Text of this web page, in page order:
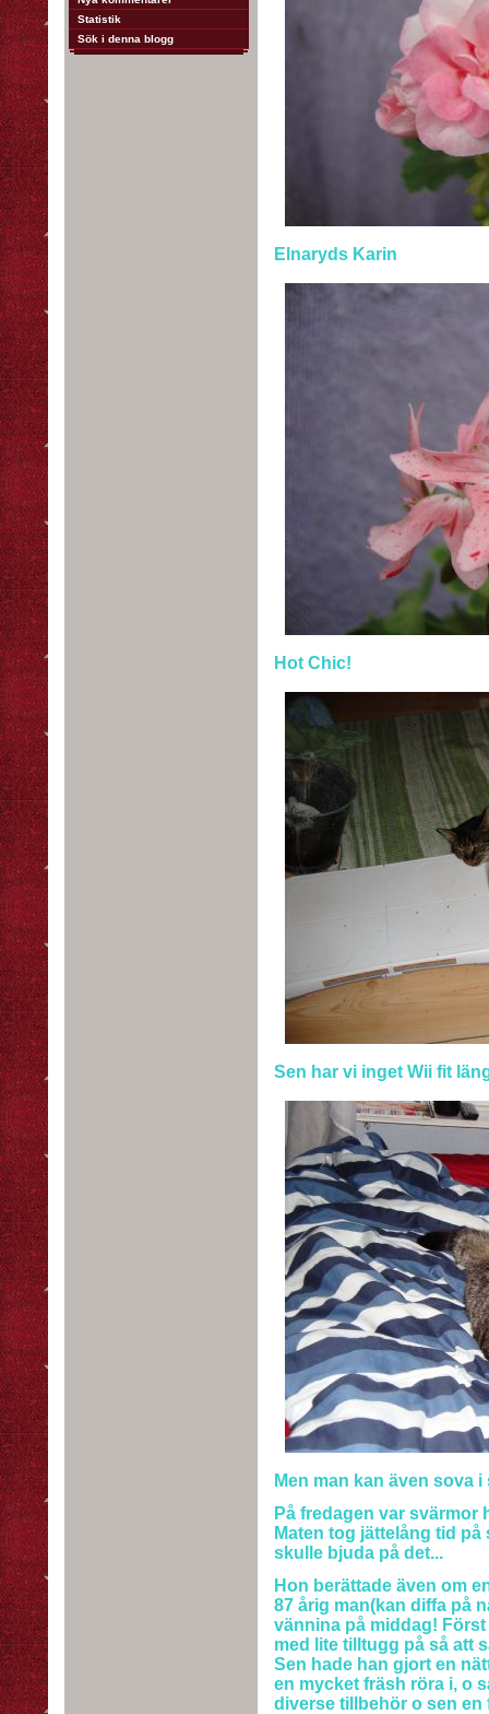
Statistik
Sök i denna blogg
Elnaryds Karin
Hot Chic!
Sen har vi inget Wii fit
Men man kan även sova i
På fredagen var svärmor
Maten tog jättelång tid
skulle bjuda på det...
Hon berättade även om
87 årig man(kan diffa på
vännina på middag!
med lite tilltugg på så att
Sen hade han gjort en
en mycket fräsh röra i, o
diverse tillbehör o sen